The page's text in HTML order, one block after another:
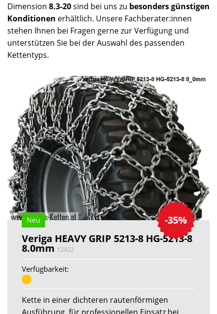
Dimension 8.3-20sind bei uns zu besonders günstigen
Konditionen erhältlich. Unsere Fachberater:innen
stehen Ihnen bei Fragen gerne zur Verfügung und
unterstützen Sie bei der Auswahl des passenden
Kettentyps.
-35%
Neu
Veriga HEAVY GRIP 5213-8 HG-5213-8
8.0mm 12922
Verfügbarkeit:
Kette in einer dichteren rautenförmigen